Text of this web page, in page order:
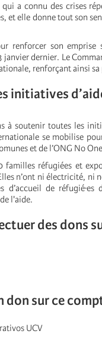
a connu des crises
et elle donne tout son
renforcer son emprise
dernier. Le
renforçant ainsi sa
initiatives
à soutenir toutes les
se mobilise
et de l’ONG No
réfugiées et
n’ont ni électricité, ni
de réfugié·es
l'aide.
des dons
don sur ce
UCV